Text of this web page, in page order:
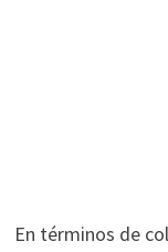
En términos de